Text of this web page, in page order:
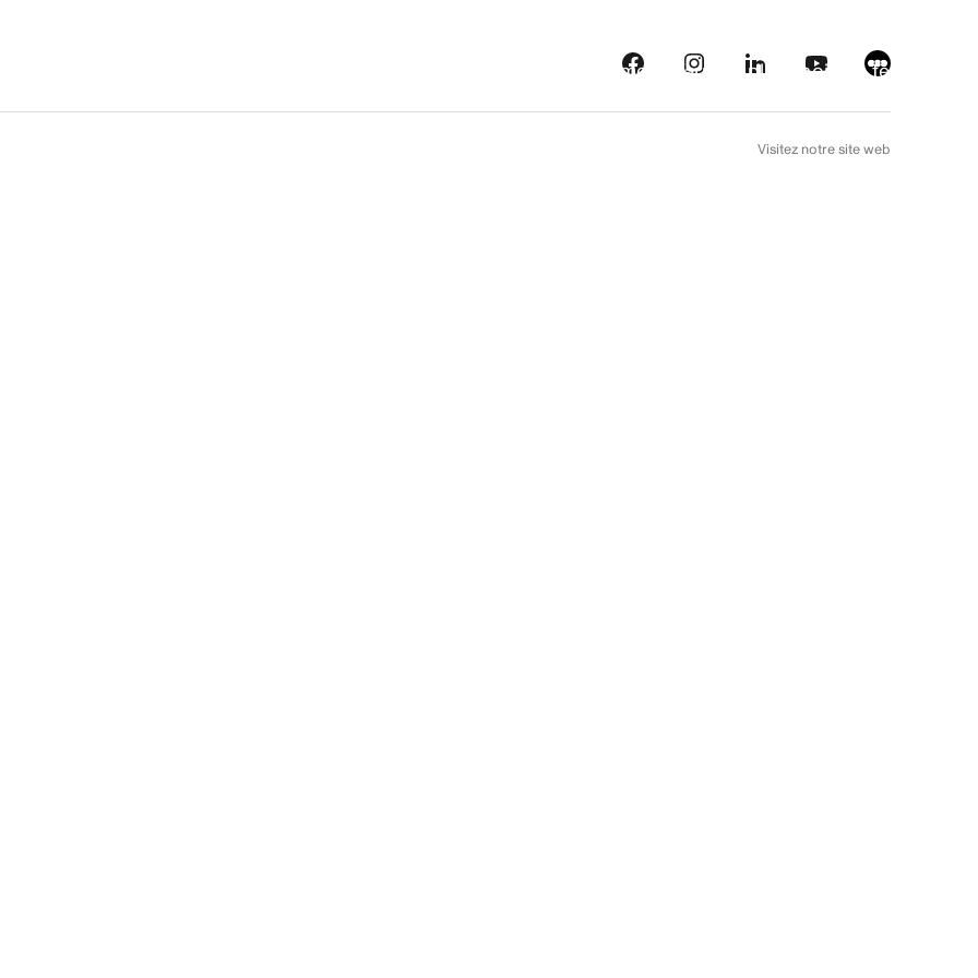
Plateformes À l’arrière plan Choix de téléfilm
Visitez notre site web